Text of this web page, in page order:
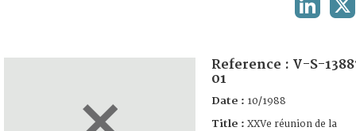
Reference : V-S-
01
Date : 10/1988
Title : XXVe réunion de la